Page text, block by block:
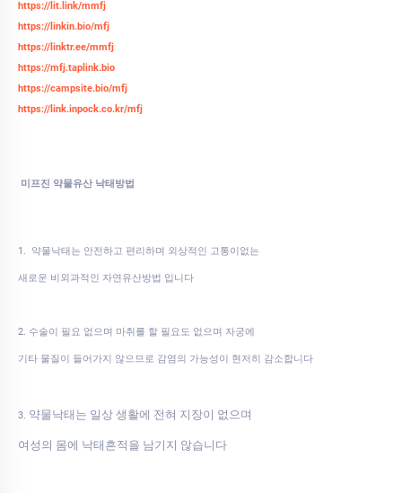
https://lit.link/mmfj
https://linkin.bio/mfj
https://linktr.ee/mmfj
https://mfj.taplink.bio
https://campsite.bio/mfj
https://link.inpock.co.kr/mfj
미프진 약물유산 낙태방법
1. 약물낙태는 안전하고 편리하며 외상적인 고통이없는
새로운 비외과적인 자연유산방법 입니다
2. 수술이 필요 없으며 마취를 할 필요도 없으며 자궁에
기타 물질이 들어가지 않으므로 감염의 가능성이 현저히 감소합니다
3. 약물낙태는 일상 생활에 전혀 지장이 없으며
여성의 몸에 낙태흔적을 남기지 않습니다